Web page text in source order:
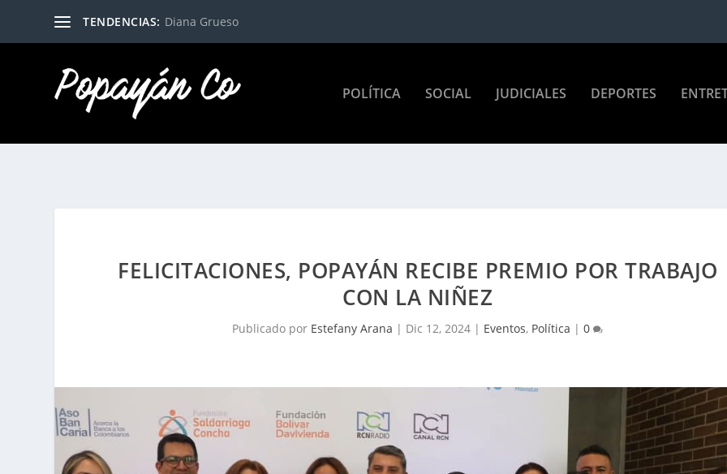
TENDENCIAS: Diana Grueso
POLÍTICA SOCIAL JUDICIALES DEPORTES
FELICITACIONES, POPAYÁN RECIBE PREMIO POR TRABAJO
CON LA NIÑEZ
Publicado por Estefany Arana | Dic 12, 2024 | Eventos, Política |0